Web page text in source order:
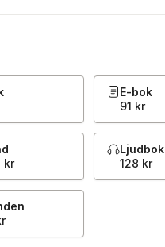
E-bok
91 kr
kr
Ljudbok
128 kr